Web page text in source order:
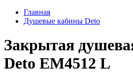
Главная
Душевые кабины Deto
Закрытая
Deto EM4512 L